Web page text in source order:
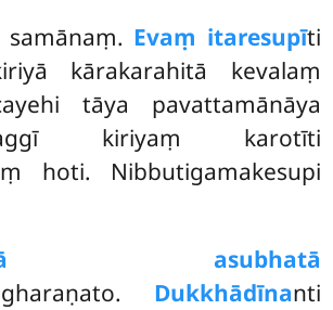
Evaṃ itaresupīti
kārakarahitā kevalaṃ
tāya pavattamānāya
kiriyaṃ karotīti
hoti. Nibbutigamakesupi
asubhatā
Dukkhādīnanti